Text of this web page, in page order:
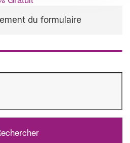
du formulaire